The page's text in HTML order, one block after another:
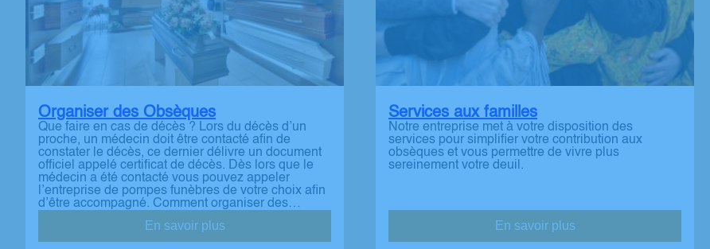
Organiser des Obsèques
Que faire en cas de décès ? Lors du décès d’un
proche, un médecin doit être contacté afin de
constater le décès, ce dernier délivre un document
officiel appelé certificat de décès. Dès lors que le
médecin a été contacté vous pouvez appeler
l’entreprise de pompes funèbres de votre choix afin
d’être accompagné. Comment organiser des…
En savoir plus
Services aux familles
Notre entreprise met à votre disposition des
services pour simplifier votre contribution aux
obsèques et vous permettre de vivre plus
sereinement votre deuil.
En savoir plus